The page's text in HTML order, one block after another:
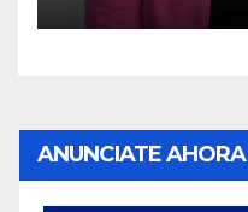
ANUNCIATE AHORA